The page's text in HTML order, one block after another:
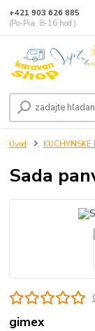
+421 903 626 885
(Po-Pia, 8-16 hod.)
Úvod KUCHYNSKÉ
Sada
gimex